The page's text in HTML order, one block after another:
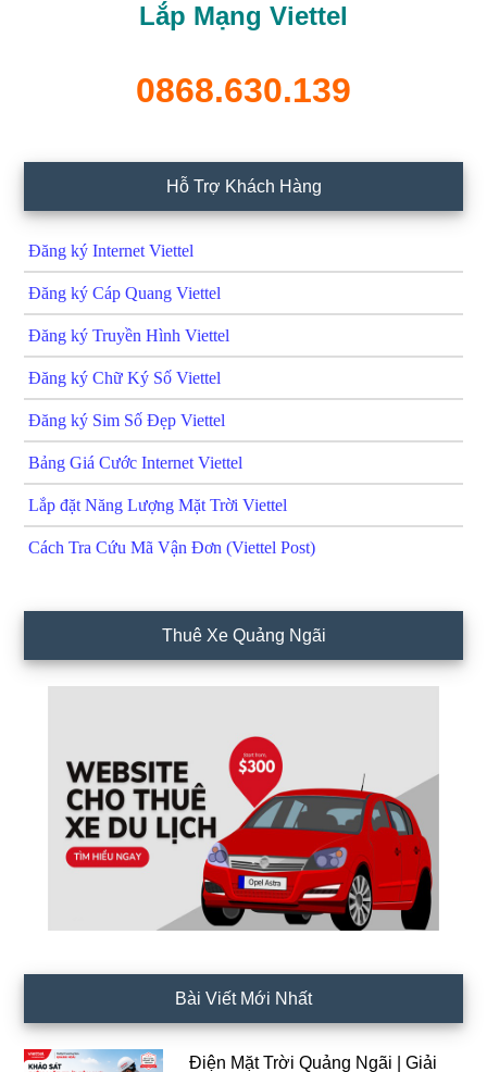
Lắp Mạng Viettel
0868.630.139
Hỗ Trợ Khách Hàng
Đăng ký Internet Viettel
Đăng ký Cáp Quang Viettel
Đăng ký Truyền Hình Viettel
Đăng ký Chữ Ký Số Viettel
Đăng ký Sim Số Đẹp Viettel
Bảng Giá Cước Internet Viettel
Lắp đặt Năng Lượng Mặt Trời Viettel
Cách Tra Cứu Mã Vận Đơn (Viettel Post)
Thuê Xe Quảng Ngãi
Bài Viết Mới Nhất
Điện Mặt Trời Quảng Ngãi | Giải